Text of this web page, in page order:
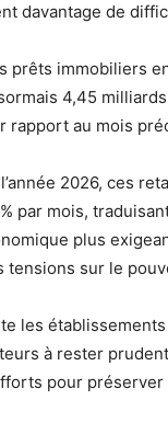
davantage de
prêts immobiliers
4,45
rapport au mois
2026, ces
par mois,
plus
sur le
les
à rester
pour préserver